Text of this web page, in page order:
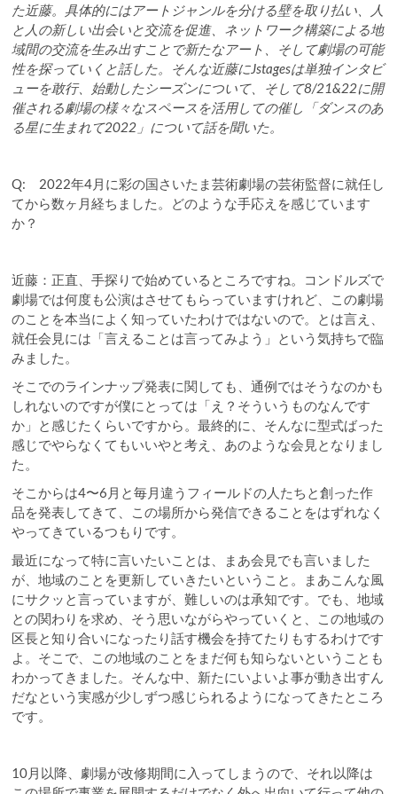
た近藤。具体的にはアートジャンルを分ける壁を取り払い、人
と人の新しい出会いと交流を促進、ネットワーク構築による地
域間の交流を生み出すことで新たなアート、そして劇場の可能
性を探っていくと話した。そんな近藤にJstagesは単独インタビ
ューを敢行、始動したシーズンについて、そして8/21&22に開
催される劇場の様々なスペースを活用しての催し「ダンスのあ
る星に生まれて2022」について話を聞いた。
Q: 2022年4月に彩の国さいたま芸術劇場の芸術監督に就任し
てから数ヶ月経ちました。どのような手応えを感じています
か？
近藤：正直、手探りで始めているところですね。コンドルズで
劇場では何度も公演はさせてもらっていますけれど、この劇場
のことを本当によく知っていたわけではないので。とは言え、
就任会見には「言えることは言ってみよう」という気持ちで臨
みました。
そこでのラインナップ発表に関しても、通例ではそうなのかも
しれないのですが僕にとっては「え？そういうものなんです
か」と感じたくらいですから。最終的に、そんなに型式ばった
感じでやらなくてもいいやと考え、あのような会見となりまし
た。
そこからは4〜6月と毎月違うフィールドの人たちと創った作
品を発表してきて、この場所から発信できることをはずれなく
やってきているつもりです。
最近になって特に言いたいことは、まあ会見でも言いました
が、地域のことを更新していきたいということ。まあこんな風
にサクッと言っていますが、難しいのは承知です。でも、地域
との関わりを求め、そう思いながらやっていくと、この地域の
区長と知り合いになったり話す機会を持てたりもするわけです
よ。そこで、この地域のことをまだ何も知らないということも
わかってきました。そんな中、新たにいよいよ事が動き出すん
だなという実感が少しずつ感じられるようになってきたところ
です。
10月以降、劇場が改修期間に入ってしまうので、それ以降は